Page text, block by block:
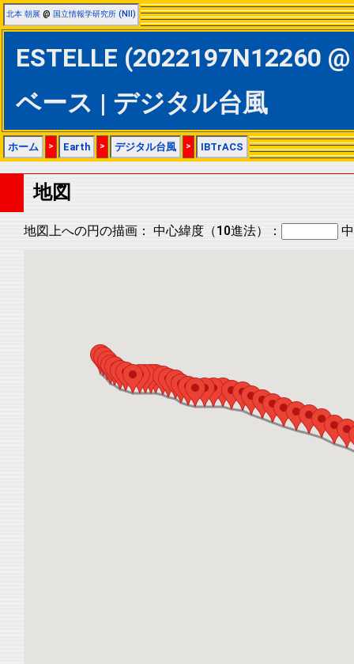
北本 朝展 @ 国立情報学研究所 (NII)
ESTELLE (2022197N12260
ベース | デジタル台風
ホーム > Earth > デジタル台風 > IBTrACS
地図
地図上への円の描画： 中心緯度（10進法）：